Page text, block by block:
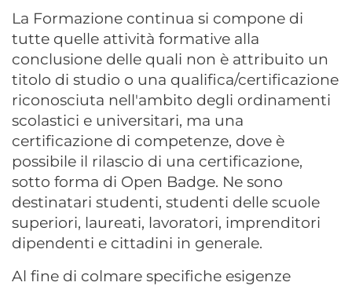
La Formazione continua si compone di
tutte quelle attività formative alla
conclusione delle quali non è attribuito un
titolo di studio o una qualifica/certificazione
riconosciuta nell'ambito degli ordinamenti
scolastici e universitari, ma una
certificazione di competenze, dove è
possibile il rilascio di una certificazione,
sotto forma di Open Badge. Ne sono
destinatari studenti, studenti delle scuole
superiori, laureati, lavoratori, imprenditori
dipendenti e cittadini in generale.
Al fine di colmare specifiche esigenze